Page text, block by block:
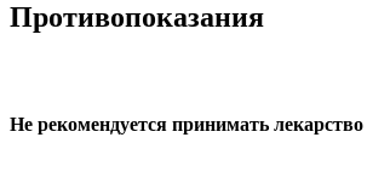
Противопоказания
Не рекомендуется принимать лекарство